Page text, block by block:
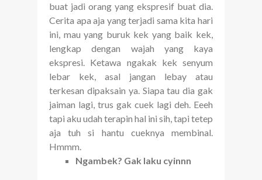
buat jadi orang yang ekspresif buat dia.
Cerita apa aja yang terjadi sama kita hari
ini, mau yang buruk kek yang baik kek,
lengkap dengan wajah yang kaya
ekspresi. Ketawa ngakak kek senyum
lebar kek, asal jangan lebay atau
terkesan dipaksain ya. Siapa tau dia gak
jaiman lagi, trus gak cuek lagi deh. Eeeh
tapi aku udah terapin hal ini sih, tapi tetep
aja tuh si hantu cueknya membinal.
Hmmm.
Ngambek? Gak laku cyinnn